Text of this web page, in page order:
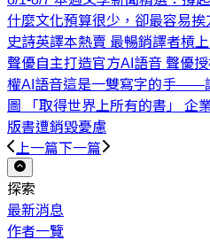
什麼文化預算很少，卻最容易挨
史詩英譯本熱賣 最暢銷譯者槓
聲優自主打造官方AI語音 聲優
權AI語音這是一雙寫字的手——
圖 「取得世界上所有的書」 企
版書遭銷毀憂慮
上一篇下一篇
探索
最新消息
作者一覽